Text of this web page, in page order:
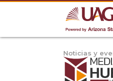
Noticias y